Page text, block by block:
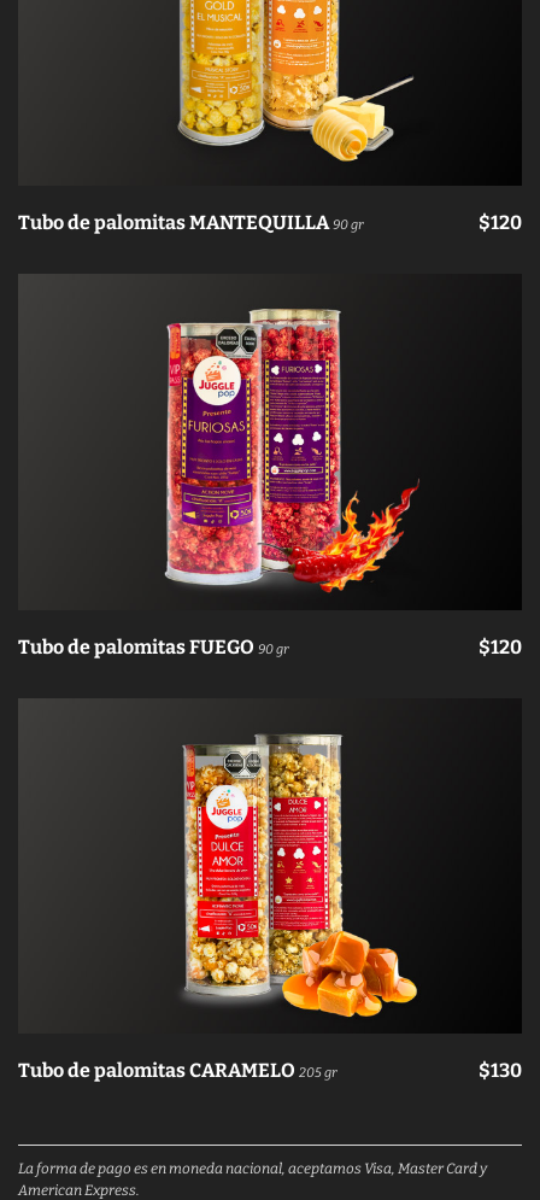
Tubo de palomitas MANTEQUILLA90 gr $120
Tubo de palomitas FUEGO 90 gr $120
Tubo de palomitas CARAMELO 205 gr $130
La forma de pago es en moneda nacional, aceptamos Visa, Master Card y
American Express.